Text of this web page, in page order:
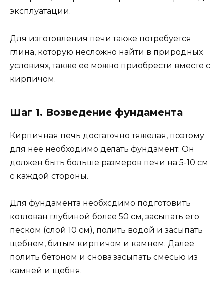
эксплуатации.
Для изготовления печи также потребуется
глина, которую несложно найти в природных
условиях, также ее можно приобрести вместе с
кирпичом.
Шаг 1. Возведение фундамента
Кирпичная печь достаточно тяжелая, поэтому
для нее необходимо делать фундамент. Он
должен быть больше размеров печи на 5-10 см
с каждой стороны.
Для фундамента необходимо подготовить
котлован глубиной более 50 см, засыпать его
песком (слой 10 см), полить водой и засыпать
щебнем, битым кирпичом и камнем. Далее
полить бетоном и снова засыпать смесью из
камней и щебня.